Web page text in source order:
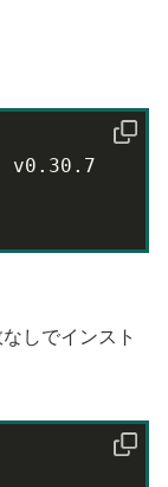
v0.30.7
しでインスト